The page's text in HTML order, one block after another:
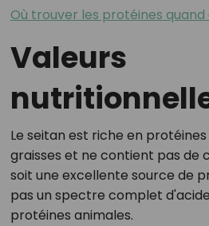
Où trouver les protéines
Valeurs
Le seitan est riche en
graisses et ne contient pas de
soit une excellente source de
pas un spectre complet
protéines animales.